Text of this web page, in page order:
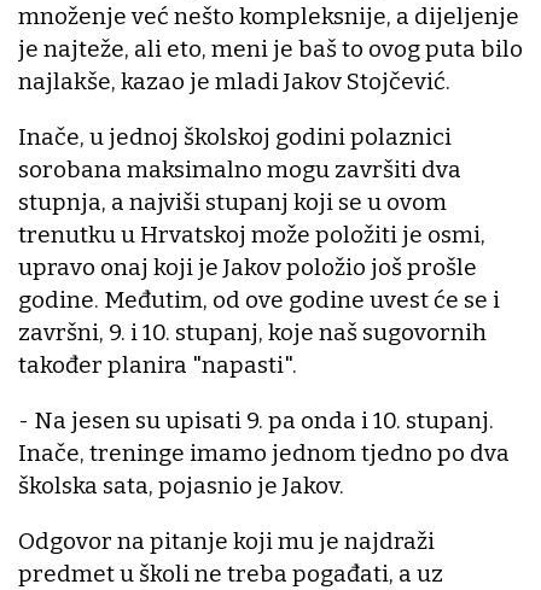
množenje već nešto kompleksnije, a dijeljenje
je najteže, ali eto, meni je baš to ovog puta bilo
najlakše, kazao je mladi Jakov Stojčević.
Inače, u jednoj školskoj godini polaznici
sorobana maksimalno mogu završiti dva
stupnja, a najviši stupanj koji se u ovom
trenutku u Hrvatskoj može položiti je osmi,
upravo onaj koji je Jakov položio još prošle
godine. Međutim, od ove godine uvest će se i
završni, 9. i 10. stupanj, koje naš sugovornih
također planira "napasti".
- Na jesen su upisati 9. pa onda i 10. stupanj.
Inače, treninge imamo jednom tjedno po dva
školska sata, pojasnio je Jakov.
Odgovor na pitanje koji mu je najdraži
predmet u školi ne treba pogađati, a uz